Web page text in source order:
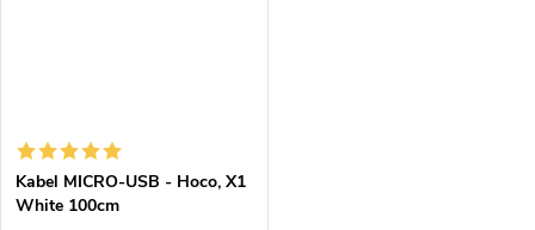
Kabel MICRO-USB - Hoco, X1
White 100cm